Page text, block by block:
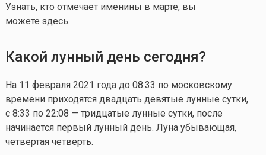
Узнать, кто отмечает именины в марте, вы
можете здесь.
Какой лунный день сегодня?
На 11 февраля 2021 года до 08:33 по московскому
времени приходятся двадцать девятые лунные сутки,
с 8:33 по 22:08 — тридцатые лунные сутки, после
начинается первый лунный день. Луна убывающая,
четвертая четверть.